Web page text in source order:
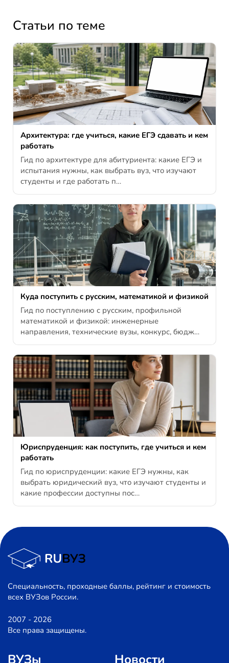
Статьи по теме
Архитектура: где учиться, какие ЕГЭ сдавать и кем
работать
Гид по архитектуре для абитуриента: какие ЕГЭ и
испытания нужны, как выбрать вуз, что изучают
студенты и где работать п…
Куда поступить с русским, математикой и физикой
Гид по поступлению с русским, профильной
математикой и физикой: инженерные
направления, технические вузы, конкурс, бюдж…
Юриспруденция: как поступить, где учиться и кем
работать
Гид по юриспруденции: какие ЕГЭ нужны, как
выбрать юридический вуз, что изучают студенты и
какие профессии доступны пос…
Специальность, проходные баллы, рейтинг и стоимость
всех ВУЗов России.
2007 - 2026
Все права защищены.
ВУЗы Новости